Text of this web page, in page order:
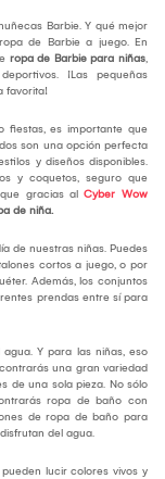
Barbie. Y qué mejor
de Barbie a juego. En
ropa de Barbie para niñas,
¡Las pequeñas
favorita!
fiestas, es importante que
son una opción perfecta
y diseños disponibles.
y coquetos, seguro que
gracias al Cyber Wow
de niña.
de nuestras niñas. Puedes
cortos a juego, o por
Además, los conjuntos
prendas entre sí para
Y para las niñas, eso
una gran variedad
de una sola pieza. No sólo
ropa de baño con
de ropa de baño para
del agua.
lucir colores vivos y